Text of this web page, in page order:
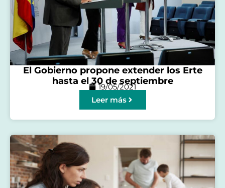
El Gobierno propone extender los Erte
hasta el 30 de septiembre
19/05/2021
Leer más